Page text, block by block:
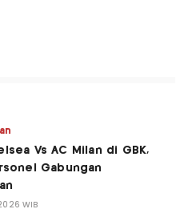
Vs AC Milan di GBK,
Gabungan
WIB